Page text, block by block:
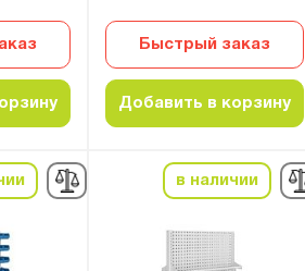
Быстрый заказ
Добавить в корзину
в наличии